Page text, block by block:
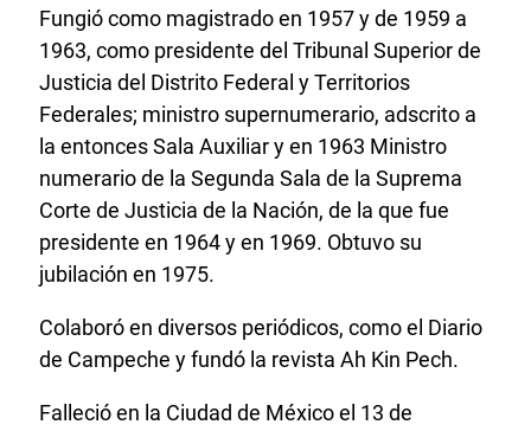
Fungió como magistrado en 1957 y de 1959 a
1963, como presidente del Tribunal Superior de
Justicia del Distrito Federal y Territorios
Federales; ministro supernumerario, adscrito a
la entonces Sala Auxiliar y en 1963 Ministro
numerario de la Segunda Sala de la Suprema
Corte de Justicia de la Nación, de la que fue
presidente en 1964 y en 1969. Obtuvo su
jubilación en 1975.
Colaboró en diversos periódicos, como el Diario
de Campeche y fundó la revista Ah Kin Pech.
Falleció en la Ciudad de México el 13 de